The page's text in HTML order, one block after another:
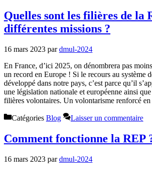
Quelles sont les filières de la
différentes missions ?
16 mars 2023 pardmul-2024
En France, d’ici 2025, on dénombrera pas
un record en Europe ! Si le recours au système
développé dans notre pays, c’est parce qu’il
une législation nationale et européenne ainsi
filières volontaires. Un volontarisme renforcé
Catégories Blog Laisser un commentaire
Comment fonctionne la REP
16 mars 2023 pardmul-2024